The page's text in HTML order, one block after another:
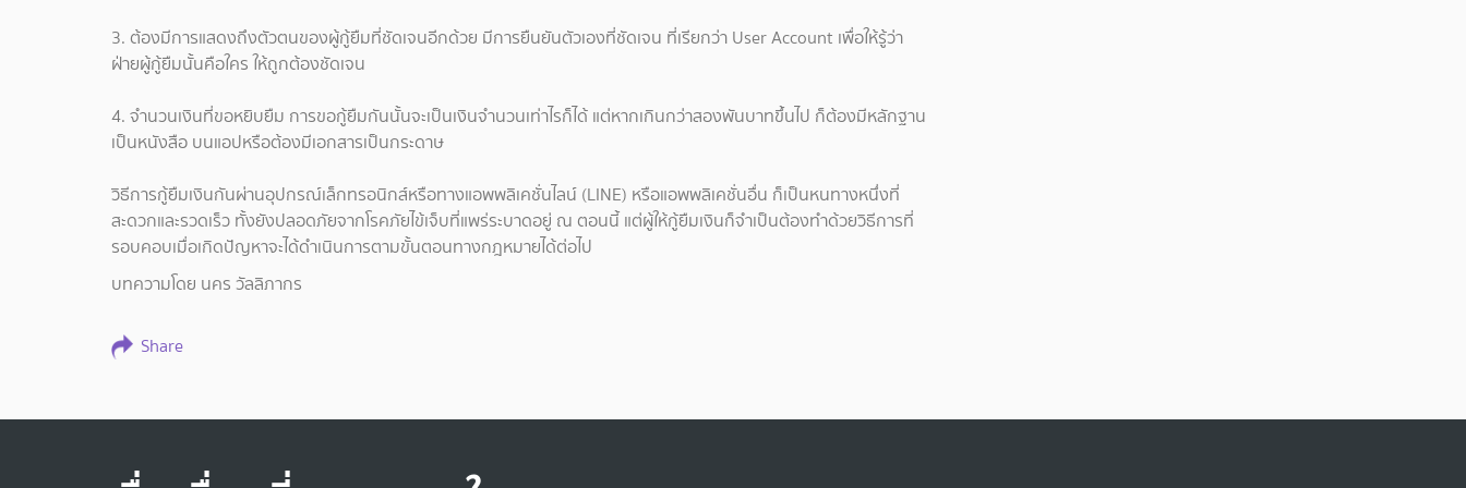
3. ต้องมีการแสดงถึงตัวตนของผู้กู้ยืมที่ชัดเจนอีกด้วย มีการยืนยันตัวเองที่ชัดเจน ที่เรียกว่า User Account เพื่อให้รู้ว่า
ฝ่ายผู้กู้ยืมนั้นคือใคร ให้ถูกต้องชัดเจน
4. จำนวนเงินที่ขอหยิบยืม การขอกู้ยืมกันนั้นจะเป็นเงินจำนวนเท่าไรก็ได้ แต่หากเกินกว่าสองพันบาทขึ้นไป ก็ต้องมีหลักฐาน
เป็นหนังสือ บนแอปหรือต้องมีเอกสารเป็นกระดาษ
วิธีการกู้ยืมเงินกันผ่านอุปกรณ์เล็กทรอนิกส์หรือทางแอพพลิเคชั่นไลน์ (LINE) หรือแอพพลิเคชั่นอื่น ก็เป็นหนทางหนึ่งที่
สะดวกและรวดเร็ว ทั้งยังปลอดภัยจากโรคภัยไข้เจ็บที่แพร่ระบาดอยู่ ณ ตอนนี้ แต่ผู้ให้กู้ยืมเงินก็จำเป็นต้องทำด้วยวิธีการที่
รอบคอบเมื่อเกิดปัญหาจะได้ดำเนินการตามขั้นตอนทางกฎหมายได้ต่อไป
บทความโดย นคร วัลลิภากร
Share